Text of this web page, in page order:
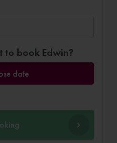
to book Edwin?
date